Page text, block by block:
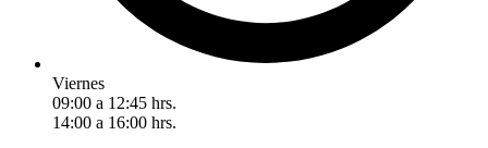
Viernes
09:00 a 12:45 hrs.
14:00 a 16:00 hrs.